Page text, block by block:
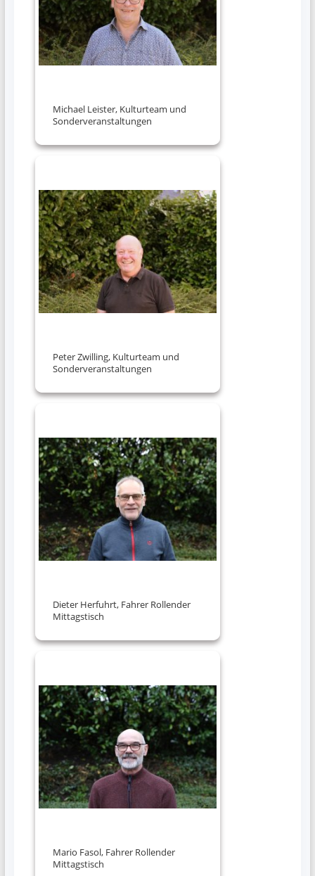
Michael Leister, Kulturteam und
Sonderveranstaltungen
Peter Zwilling, Kulturteam und
Sonderveranstaltungen
Dieter Herfuhrt, Fahrer Rollender
Mittagstisch
Mario Fasol, Fahrer Rollender
Mittagstisch